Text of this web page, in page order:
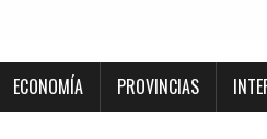
ECONOMÍA PROVINCIAS